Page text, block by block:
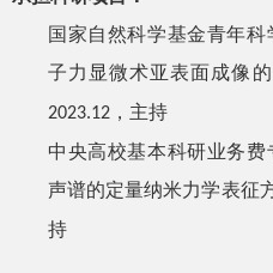
国家自然科学基金青年
子力显微术亚表面成像
2023.12 ，主持
中央高校基本科研业务
声谱的定量纳米力学表征
持